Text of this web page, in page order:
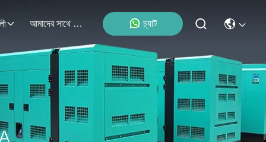
আমাদের সাথে যোগাযোগ চ্যাট